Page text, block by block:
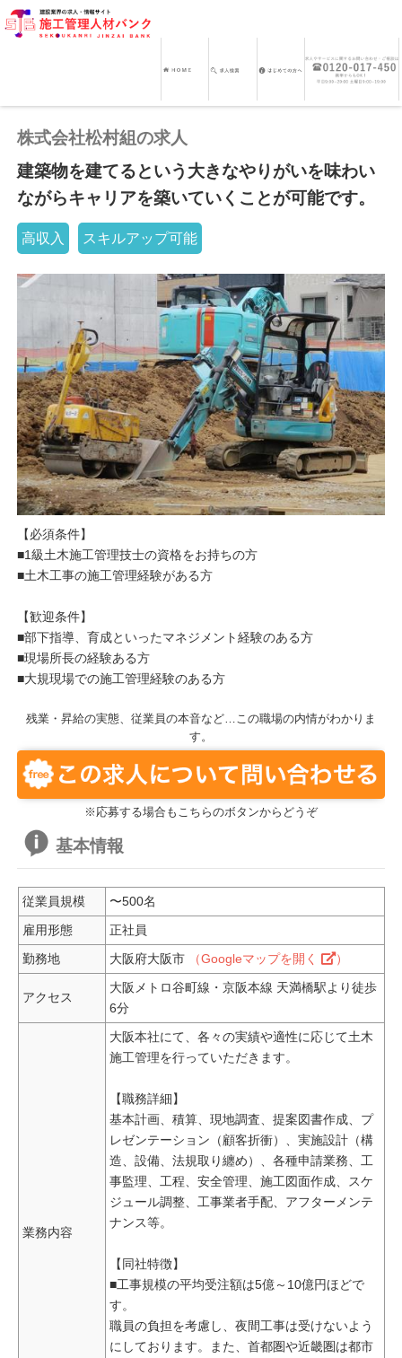
株式会社松村組の求人
建築物を建てるという大きなやりがいを味わい
ながらキャリアを築いていくことが可能です。
高収入 スキルアップ可能
【必須条件】
■1級土木施工管理技士の資格をお持ちの方
■土木工事の施工管理経験がある方
【歓迎条件】
■部下指導、育成といったマネジメント経験のある方
■現場所長の経験ある方
■大規現場での施工管理経験のある方
残業・昇給の実態、従業員の本音など…この職場の内情がわかりま
す。
※応募する場合もこちらのボタンからどうぞ
基本情報
従業員規模
〜500名
雇用形態
正社員
勤務地
大阪府大阪市 （Googleマップを開く ）
アクセス
大阪メトロ谷町線・京阪本線 天満橋駅より徒歩
6分
業務内容
大阪本社にて、各々の実績や適性に応じて土木
施工管理を行っていただきます。
【職務詳細】
基本計画、積算、現地調査、提案図書作成、プ
レゼンテーション（顧客折衝）、実施設計（構
造、設備、法規取り纏め）、各種申請業務、工
事監理、工程、安全管理、施工図面作成、スケ
ジュール調整、工事業者手配、アフターメンテ
ナンス等。
【同社特徴】
■工事規模の平均受注額は5億～10億円ほどで
す。
職員の負担を考慮し、夜間工事は受けないよう
にしております。また、首都圏や近畿圏は都市